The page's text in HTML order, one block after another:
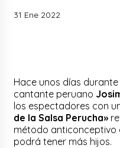
31 Ene 2022
Hace unos días
cantante peruano
los espectadores con
de la Salsa Perucha»
método anticonceptivo
podrá tener más hijos.